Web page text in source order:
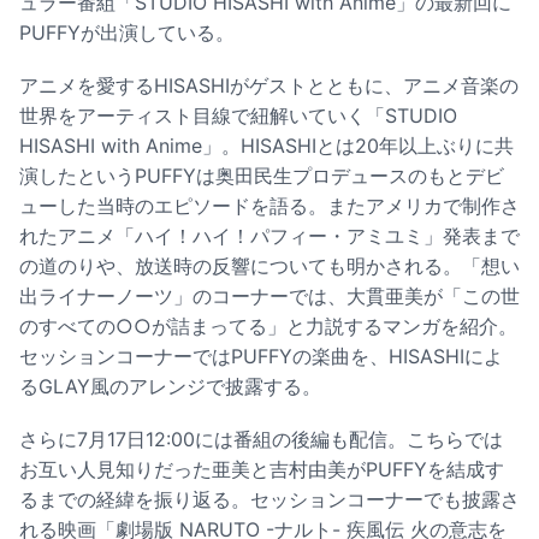
PUFFYが出演している。
アニメを愛するHISASHIがゲストとともに、アニメ音楽の
世界をアーティスト目線で紐解いていく「STUDIO
HISASHI with Anime」。HISASHIとは20年以上ぶりに共
演したというPUFFYは奥田民生プロデュースのもとデビ
ューした当時のエピソードを語る。またアメリカで制作さ
れたアニメ「ハイ！ハイ！パフィー・アミユミ」発表まで
の道のりや、放送時の反響についても明かされる。「想い
出ライナーノーツ」のコーナーでは、大貫亜美が「この世
のすべての○○が詰まってる」と力説するマンガを紹介。
セッションコーナーではPUFFYの楽曲を、HISASHIによ
るGLAY風のアレンジで披露する。
さらに7月17日12:00には番組の後編も配信。こちらでは
お互い人見知りだった亜美と吉村由美がPUFFYを結成す
るまでの経緯を振り返る。セッションコーナーでも披露さ
れる映画「劇場版 NARUTO -ナルト- 疾風伝 火の意志を